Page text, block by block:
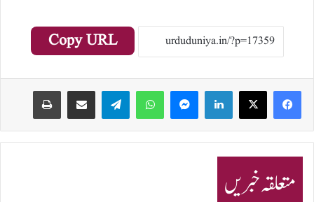
Copy URL
LinkedIn
WhatsApp
Telegram
متعلقہ خبریں